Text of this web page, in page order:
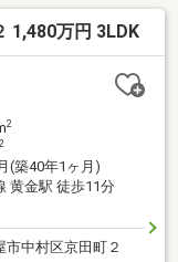
のトイレでゆとり
には洗面台とシャ
ーは奥行約3m以
庭と屋根付きの物
1,480万円 3LDK
2
2
(築40年1ヶ月)
黄金駅 徒歩11分
市中村区京田町２